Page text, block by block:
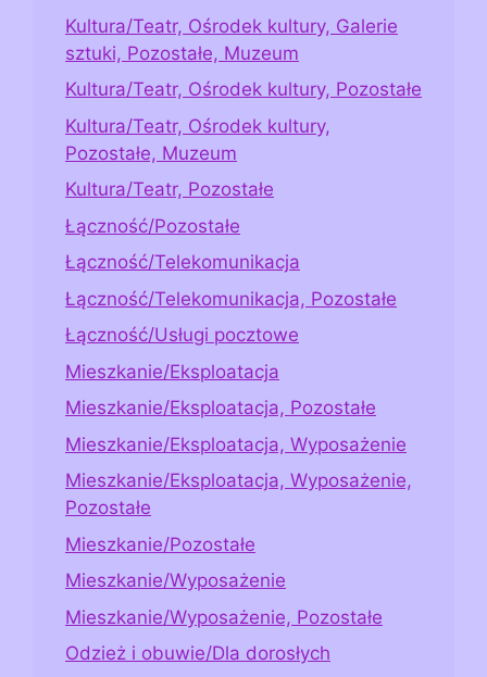
Kultura/Teatr, Ośrodek kultury, Galerie
sztuki, Pozostałe, Muzeum
Kultura/Teatr, Ośrodek kultury, Pozostałe
Kultura/Teatr, Ośrodek kultury,
Pozostałe, Muzeum
Kultura/Teatr, Pozostałe
Łączność/Pozostałe
Łączność/Telekomunikacja
Łączność/Telekomunikacja, Pozostałe
Łączność/Usługi pocztowe
Mieszkanie/Eksploatacja
Mieszkanie/Eksploatacja, Pozostałe
Mieszkanie/Eksploatacja, Wyposażenie
Mieszkanie/Eksploatacja, Wyposażenie,
Pozostałe
Mieszkanie/Pozostałe
Mieszkanie/Wyposażenie
Mieszkanie/Wyposażenie, Pozostałe
Odzież i obuwie/Dla dorosłych